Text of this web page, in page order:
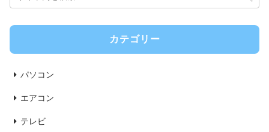
カテゴリー
パソコン
エアコン
テレビ